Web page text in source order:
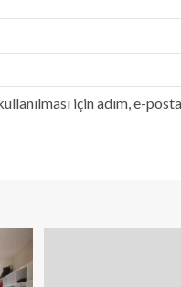
için adım, e-